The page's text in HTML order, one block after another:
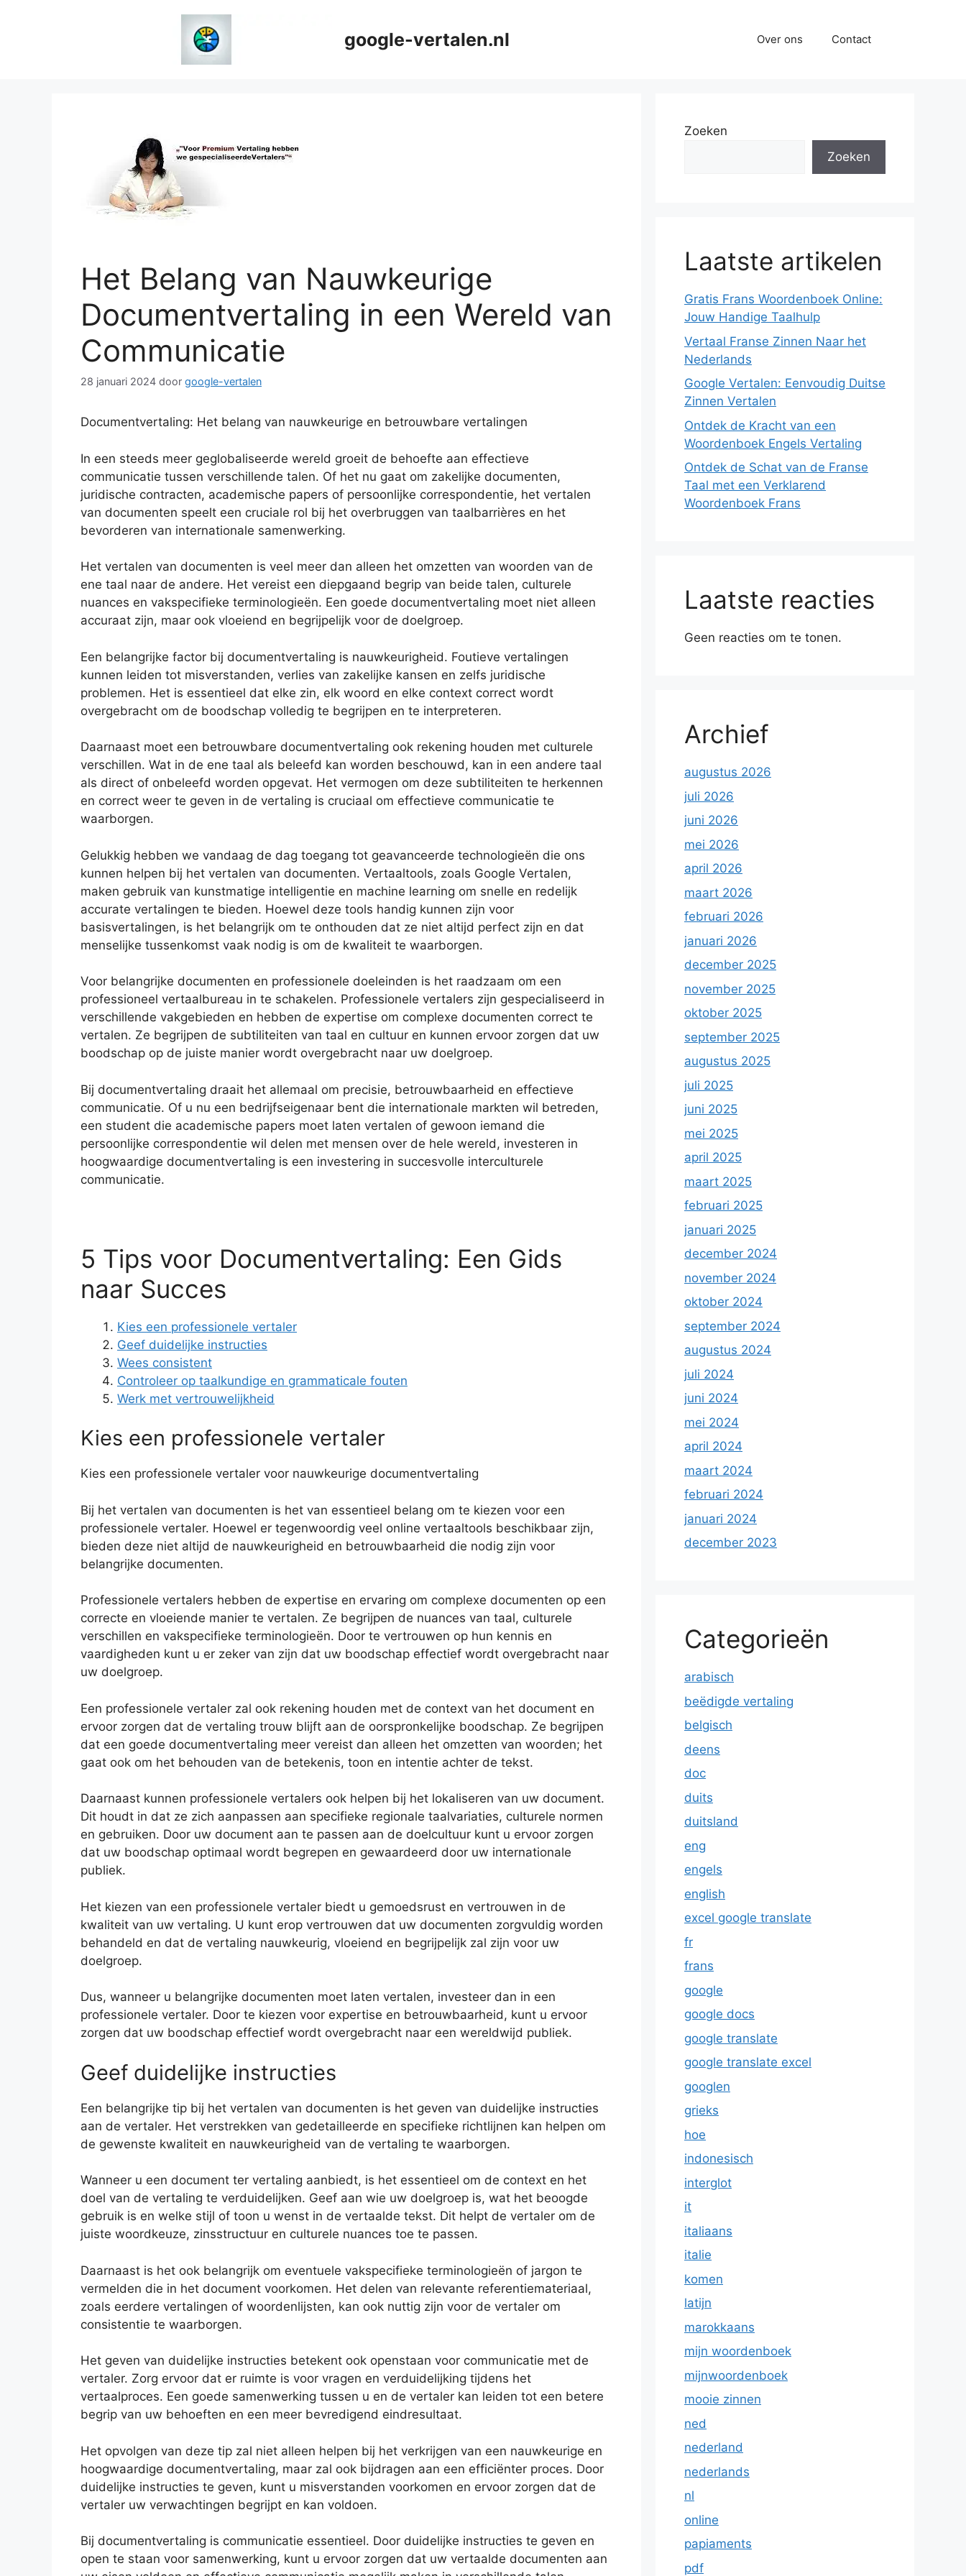
google-vertalen.nl Over ons Contact
Het Belang van Nauwkeurige
Documentvertaling in een Wereld van
Communicatie
28 januari 2024 door google-vertalen
Documentvertaling: Het belang van nauwkeurige en betrouwbare vertalingen
In een steeds meer geglobaliseerde wereld groeit de behoefte aan effectieve
communicatie tussen verschillende talen. Of het nu gaat om zakelijke documenten,
juridische contracten, academische papers of persoonlijke correspondentie, het vertalen
van documenten speelt een cruciale rol bij het overbruggen van taalbarrières en het
bevorderen van internationale samenwerking.
Het vertalen van documenten is veel meer dan alleen het omzetten van woorden van de
ene taal naar de andere. Het vereist een diepgaand begrip van beide talen, culturele
nuances en vakspecifieke terminologieën. Een goede documentvertaling moet niet alleen
accuraat zijn, maar ook vloeiend en begrijpelijk voor de doelgroep.
Een belangrijke factor bij documentvertaling is nauwkeurigheid. Foutieve vertalingen
kunnen leiden tot misverstanden, verlies van zakelijke kansen en zelfs juridische
problemen. Het is essentieel dat elke zin, elk woord en elke context correct wordt
overgebracht om de boodschap volledig te begrijpen en te interpreteren.
Daarnaast moet een betrouwbare documentvertaling ook rekening houden met culturele
verschillen. Wat in de ene taal als beleefd kan worden beschouwd, kan in een andere taal
als direct of onbeleefd worden opgevat. Het vermogen om deze subtiliteiten te herkennen
en correct weer te geven in de vertaling is cruciaal om effectieve communicatie te
waarborgen.
Gelukkig hebben we vandaag de dag toegang tot geavanceerde technologieën die ons
kunnen helpen bij het vertalen van documenten. Vertaaltools, zoals Google Vertalen,
maken gebruik van kunstmatige intelligentie en machine learning om snelle en redelijk
accurate vertalingen te bieden. Hoewel deze tools handig kunnen zijn voor
basisvertalingen, is het belangrijk om te onthouden dat ze niet altijd perfect zijn en dat
menselijke tussenkomst vaak nodig is om de kwaliteit te waarborgen.
Voor belangrijke documenten en professionele doeleinden is het raadzaam om een
professioneel vertaalbureau in te schakelen. Professionele vertalers zijn gespecialiseerd in
verschillende vakgebieden en hebben de expertise om complexe documenten correct te
vertalen. Ze begrijpen de subtiliteiten van taal en cultuur en kunnen ervoor zorgen dat uw
boodschap op de juiste manier wordt overgebracht naar uw doelgroep.
Bij documentvertaling draait het allemaal om precisie, betrouwbaarheid en effectieve
communicatie. Of u nu een bedrijfseigenaar bent die internationale markten wil betreden,
een student die academische papers moet laten vertalen of gewoon iemand die
persoonlijke correspondentie wil delen met mensen over de hele wereld, investeren in
hoogwaardige documentvertaling is een investering in succesvolle interculturele
communicatie.
5 Tips voor Documentvertaling: Een Gids
naar Succes
Kies een professionele vertaler
Geef duidelijke instructies
Wees consistent
Controleer op taalkundige en grammaticale fouten
Werk met vertrouwelijkheid
Kies een professionele vertaler
Kies een professionele vertaler voor nauwkeurige documentvertaling
Bij het vertalen van documenten is het van essentieel belang om te kiezen voor een
professionele vertaler. Hoewel er tegenwoordig veel online vertaaltools beschikbaar zijn,
bieden deze niet altijd de nauwkeurigheid en betrouwbaarheid die nodig zijn voor
belangrijke documenten.
Professionele vertalers hebben de expertise en ervaring om complexe documenten op een
correcte en vloeiende manier te vertalen. Ze begrijpen de nuances van taal, culturele
verschillen en vakspecifieke terminologieën. Door te vertrouwen op hun kennis en
vaardigheden kunt u er zeker van zijn dat uw boodschap effectief wordt overgebracht naar
uw doelgroep.
Een professionele vertaler zal ook rekening houden met de context van het document en
ervoor zorgen dat de vertaling trouw blijft aan de oorspronkelijke boodschap. Ze begrijpen
dat een goede documentvertaling meer vereist dan alleen het omzetten van woorden; het
gaat ook om het behouden van de betekenis, toon en intentie achter de tekst.
Daarnaast kunnen professionele vertalers ook helpen bij het lokaliseren van uw document.
Dit houdt in dat ze zich aanpassen aan specifieke regionale taalvariaties, culturele normen
en gebruiken. Door uw document aan te passen aan de doelcultuur kunt u ervoor zorgen
dat uw boodschap optimaal wordt begrepen en gewaardeerd door uw internationale
publiek.
Het kiezen van een professionele vertaler biedt u gemoedsrust en vertrouwen in de
kwaliteit van uw vertaling. U kunt erop vertrouwen dat uw documenten zorgvuldig worden
behandeld en dat de vertaling nauwkeurig, vloeiend en begrijpelijk zal zijn voor uw
doelgroep.
Dus, wanneer u belangrijke documenten moet laten vertalen, investeer dan in een
professionele vertaler. Door te kiezen voor expertise en betrouwbaarheid, kunt u ervoor
zorgen dat uw boodschap effectief wordt overgebracht naar een wereldwijd publiek.
Geef duidelijke instructies
Een belangrijke tip bij het vertalen van documenten is het geven van duidelijke instructies
aan de vertaler. Het verstrekken van gedetailleerde en specifieke richtlijnen kan helpen om
de gewenste kwaliteit en nauwkeurigheid van de vertaling te waarborgen.
Wanneer u een document ter vertaling aanbiedt, is het essentieel om de context en het
doel van de vertaling te verduidelijken. Geef aan wie uw doelgroep is, wat het beoogde
gebruik is en welke stijl of toon u wenst in de vertaalde tekst. Dit helpt de vertaler om de
juiste woordkeuze, zinsstructuur en culturele nuances toe te passen.
Daarnaast is het ook belangrijk om eventuele vakspecifieke terminologieën of jargon te
vermelden die in het document voorkomen. Het delen van relevante referentiemateriaal,
zoals eerdere vertalingen of woordenlijsten, kan ook nuttig zijn voor de vertaler om
consistentie te waarborgen.
Het geven van duidelijke instructies betekent ook openstaan voor communicatie met de
vertaler. Zorg ervoor dat er ruimte is voor vragen en verduidelijking tijdens het
vertaalproces. Een goede samenwerking tussen u en de vertaler kan leiden tot een betere
begrip van uw behoeften en een meer bevredigend eindresultaat.
Het opvolgen van deze tip zal niet alleen helpen bij het verkrijgen van een nauwkeurige en
hoogwaardige documentvertaling, maar zal ook bijdragen aan een efficiënter proces. Door
duidelijke instructies te geven, kunt u misverstanden voorkomen en ervoor zorgen dat de
vertaler uw verwachtingen begrijpt en kan voldoen.
Bij documentvertaling is communicatie essentieel. Door duidelijke instructies te geven en
open te staan voor samenwerking, kunt u ervoor zorgen dat uw vertaalde documenten aan
Zoeken
Zoeken
Laatste artikelen
Gratis Frans Woordenboek Online:
Jouw Handige Taalhulp
Vertaal Franse Zinnen Naar het
Nederlands
Google Vertalen: Eenvoudig Duitse
Zinnen Vertalen
Ontdek de Kracht van een
Woordenboek Engels Vertaling
Ontdek de Schat van de Franse
Taal met een Verklarend
Woordenboek Frans
Laatste reacties
Geen reacties om te tonen.
Archief
augustus 2026
juli 2026
juni 2026
mei 2026
april 2026
maart 2026
februari 2026
januari 2026
december 2025
november 2025
oktober 2025
september 2025
augustus 2025
juli 2025
juni 2025
mei 2025
april 2025
maart 2025
februari 2025
januari 2025
december 2024
november 2024
oktober 2024
september 2024
augustus 2024
juli 2024
juni 2024
mei 2024
april 2024
maart 2024
februari 2024
januari 2024
december 2023
Categorieën
arabisch
beëdigde vertaling
belgisch
deens
doc
duits
duitsland
eng
engels
english
excel google translate
fr
frans
google
google docs
google translate
google translate excel
googlen
grieks
hoe
indonesisch
interglot
it
italiaans
italie
komen
latijn
marokkaans
mijn woordenboek
mijnwoordenboek
mooie zinnen
ned
nederland
nederlands
nl
online
papiaments
pdf